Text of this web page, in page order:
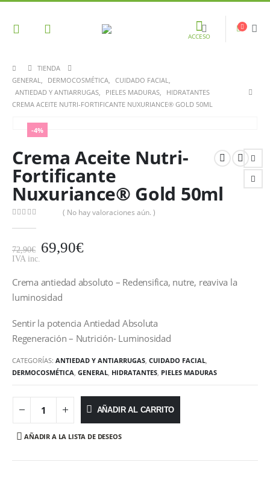
ACCESO
TIENDA
GENERAL, DERMOCOSMÉTICA, CUIDADO FACIAL,
ANTIEDAD Y ANTIARRUGAS, PIELES MADURAS,
HIDRATANTES
CREMA ACEITE NUTRI-FORTIFICANTE NUXURIANCE® GOLD 50ML
-4%
Crema Aceite Nutri-
Fortificante
Nuxuriance® Gold 50ml
( No hay valoraciones aún. )
72,90€ 69,90€
IVA inc.
Crema antiedad absoluto – Redensifica, nutre, reaviva la
luminosidad
Sentir la potencia Antiedad Absoluta
Regeneración – Nutrición- Luminosidad
CATEGORÍAS: ANTIEDAD Y ANTIARRUGAS CUIDADO FACIAL
DERMOCOSMÉTICA GENERAL HIDRATANTES PIELES MADURAS
AÑADIR AL CARRITO
AÑADIR A LA LISTA DE DESEOS